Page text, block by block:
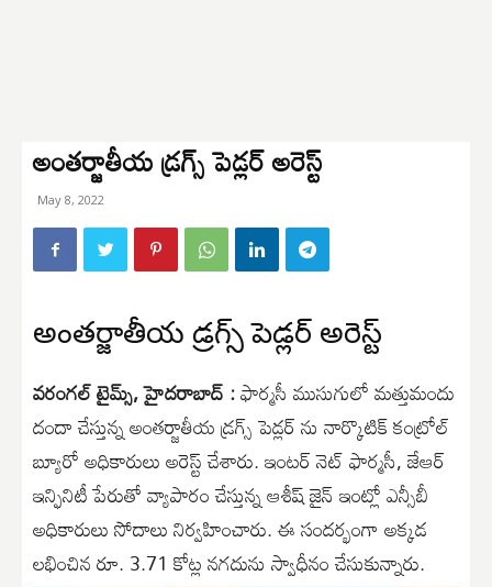
అంతర్జాతీయ డ్రగ్స్ పెడ్లర్ అరెస్ట్
May 8, 2022
అంతర్జాతీయ డ్రగ్స్ పెడ్లర్ అరెస్ట్
వరంగల్ టైమ్స్, హైదరాబాద్ :ఫార్మసీ ముసుగులో మత్తుమందు
దందా చేస్తున్న అంతర్జాతీయ డ్రగ్స్ పెడ్లర్ ను నార్కొటిక్ కంట్రోల్
బ్యూరో అధికారులు అరెస్ట్ చేశారు. ఇంటర్ నెట్ ఫార్మసీ, జేఆర్
ఇన్ఫినిటీ పేరుతో వ్యాపారం చేస్తున్న ఆశీష్ జైన్ ఇంట్లో ఎన్సీబీ
అధికారులు సోదాలు నిర్వహించారు. ఈ సందర్భంగా అక్కడ
లభించిన రూ. 3.71 కోట్ల నగదును స్వాధీనం చేసుకున్నారు.